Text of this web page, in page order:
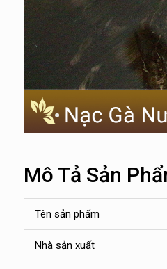
Mô Tả Sản
Tên sản phẩm
Nhà sản xuất